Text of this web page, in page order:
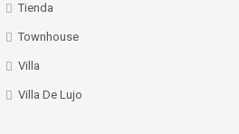
Tienda
Townhouse
Villa
Villa De Lujo